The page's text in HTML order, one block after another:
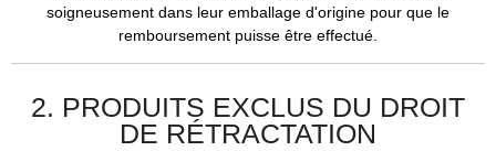
soigneusement dans leur emballage d'origine pour que le
remboursement puisse être effectué.
2. PRODUITS EXCLUS DU DROIT
DE RÉTRACTATION